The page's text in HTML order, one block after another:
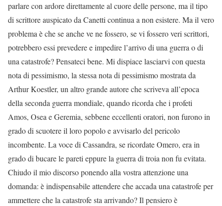
parlare con ardore direttamente al cuore delle persone, ma il tipo
di scrittore auspicato da Canetti continua a non esistere. Ma il vero
problema è che se anche ve ne fossero, se vi fossero veri scrittori,
potrebbero essi prevedere e impedire l’arrivo di una guerra o di
una catastrofe? Pensateci bene. Mi dispiace lasciarvi con questa
nota di pessimismo, la stessa nota di pessimismo mostrata da
Arthur Koestler, un altro grande autore che scriveva all’epoca
della seconda guerra mondiale, quando ricorda che i profeti
Amos, Osea e Geremia, sebbene eccellenti oratori, non furono in
grado di scuotere il loro popolo e avvisarlo del pericolo
incombente. La voce di Cassandra, se ricordate Omero, era in
grado di bucare le pareti eppure la guerra di troia non fu evitata.
Chiudo il mio discorso ponendo alla vostra attenzione una
domanda: è indispensabile attendere che accada una catastrofe per
ammettere che la catastrofe sta arrivando? Il pensiero è